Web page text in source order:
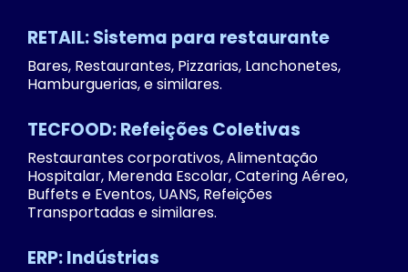
RETAIL: Sistema para restaurante
Bares, Restaurantes, Pizzarias, Lanchonetes,
Hamburguerias, e similares.
TECFOOD: Refeições Coletivas
Restaurantes corporativos, Alimentação
Hospitalar, Merenda Escolar, Catering Aéreo,
Buffets e Eventos, UANS, Refeições
Transportadas e similares.
ERP: Indústrias